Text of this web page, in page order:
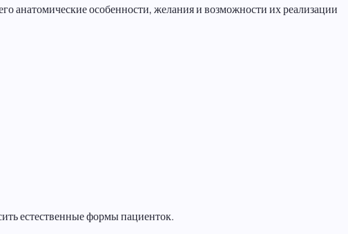
анатомические особенности, желания и возможности их реализации
естественные формы пациенток.